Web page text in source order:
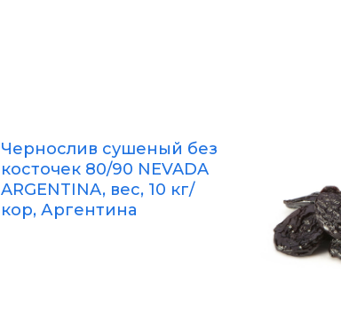
Чернослив сушеный без
косточек 80/90 NEVADA
ARGENTINA, вес, 10 кг/
кор, Аргентина